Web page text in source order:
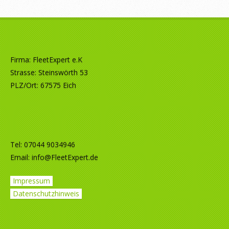
Firma: FleetExpert e.K
Strasse: Steinswörth 53
PLZ/Ort: 67575 Eich
Tel: 07044 9034946
Email:info@FleetExpert.de
Impressum
Datenschutzhinweis